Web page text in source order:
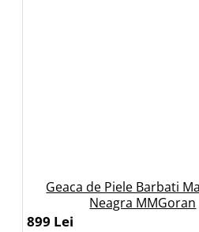
Geaca de Piele Barbati
Neagra MMGoran
899 Lei